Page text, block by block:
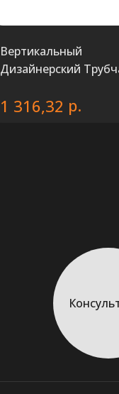
Вертикальный
Дизайнерский
1750 мм.
1 316,32 р.